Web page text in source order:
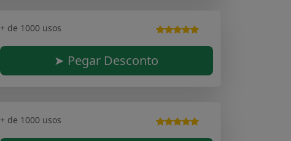
+ de 1000 usos
➤ Pegar Desconto
+ de 1000 usos